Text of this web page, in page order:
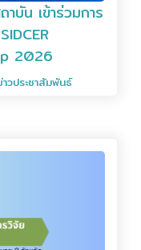
บัน เข้าร่วมการ
2026
าวประชาสัมพันธ์